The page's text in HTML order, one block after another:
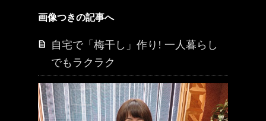
画像つきの記事へ
自宅で「梅干し」作り! 一人暮らし
でもラクラク